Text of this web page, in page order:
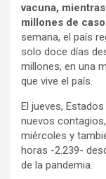
vacuna,
millones de
semana, el país
solo doce días
millones, en una
que vive el país.
El jueves,
nuevos
miércoles y
horas -2.239-
de la pandemia.